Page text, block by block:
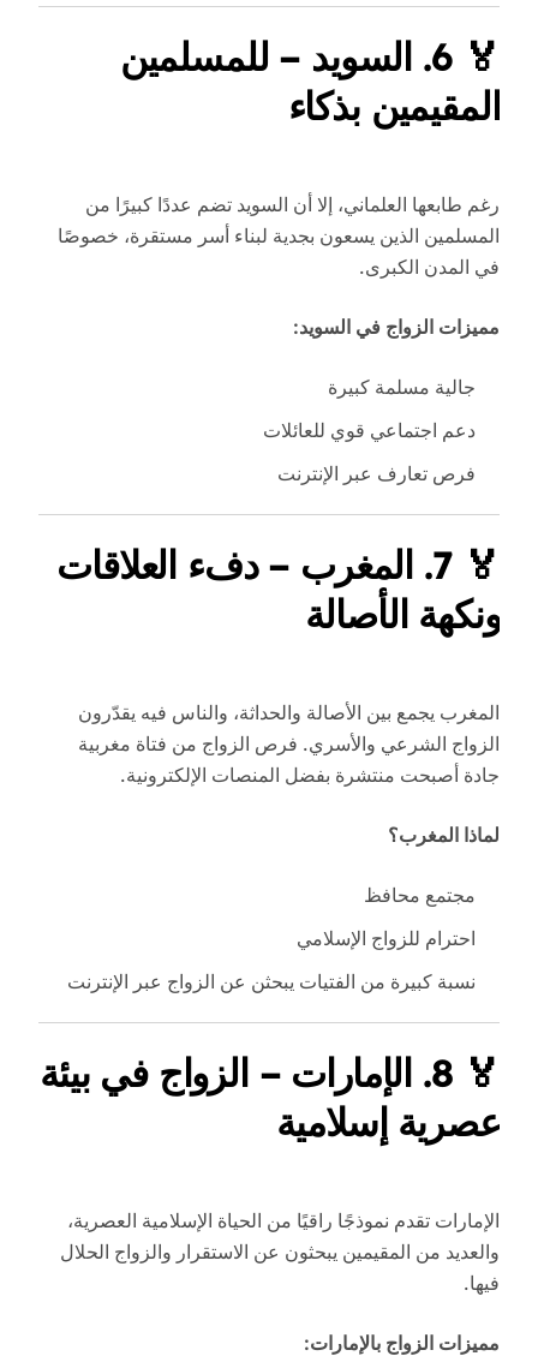
🏅 6. السويد – للمسلمين
المقيمين بذكاء
رغم طابعها العلماني، إلا أن السويد تضم عددًا كبيرًا من
المسلمين الذين يسعون بجدية لبناء أسر مستقرة، خصوصًا
في المدن الكبرى.
مميزات الزواج في السويد:
جالية مسلمة كبيرة
دعم اجتماعي قوي للعائلات
فرص تعارف عبر الإنترنت
🏅 7. المغرب – دفء العلاقات
ونكهة الأصالة
المغرب يجمع بين الأصالة والحداثة، والناس فيه يقدّرون
الزواج الشرعي والأسري. فرص الزواج من فتاة مغربية
جادة أصبحت منتشرة بفضل المنصات الإلكترونية.
لماذا المغرب؟
مجتمع محافظ
احترام للزواج الإسلامي
نسبة كبيرة من الفتيات يبحثن عن الزواج عبر الإنترنت
🏅 8. الإمارات – الزواج في بيئة
عصرية إسلامية
الإمارات تقدم نموذجًا راقيًا من الحياة الإسلامية العصرية،
والعديد من المقيمين يبحثون عن الاستقرار والزواج الحلال
فيها.
مميزات الزواج بالإمارات: